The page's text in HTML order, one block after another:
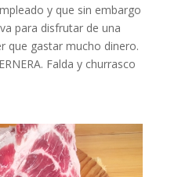
y que sin embargo
para disfrutar de una
que gastar mucho dinero.
Falda y churrasco